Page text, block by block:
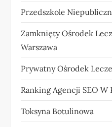
Przedszkole
Zamknięty Ośrodek
Warszawa
Prywatny Ośrodek
Ranking Agencji SEO W
Toksyna Botulinowa